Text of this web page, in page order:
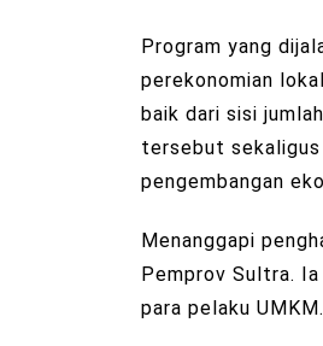
Program yang
perekonomian
baik dari sisi
tersebut
pengembangan
Menanggapi
Pemprov Sultra.
para pelaku UMKM.